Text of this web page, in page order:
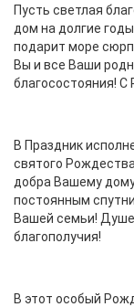
Пусть светлая
дом на долгие
подарит море
Вы и все Ваши
благосостояния!
В Праздник
святого
добра Вашему
постоянным
Вашей семьи!
благополучия!
В этот особый